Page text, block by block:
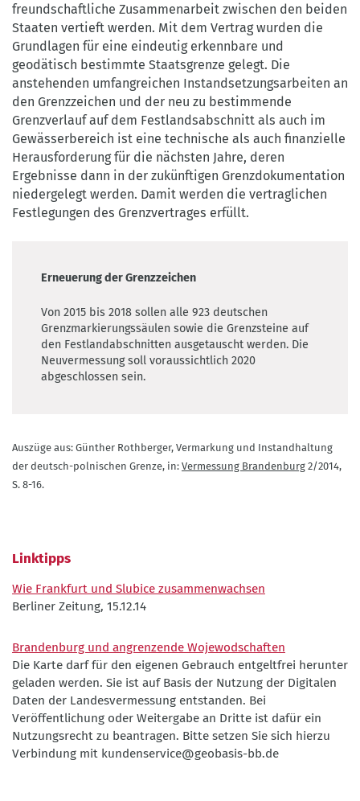
freundschaftliche Zusammenarbeit zwischen den beiden
Staaten vertieft werden. Mit dem Vertrag wurden die
Grundlagen für eine eindeutig erkennbare und
geodätisch bestimmte Staatsgrenze gelegt. Die
anstehenden umfangreichen Instandsetzungsarbeiten an
den Grenzzeichen und der neu zu bestimmende
Grenzverlauf auf dem Festlandsabschnitt als auch im
Gewässerbereich ist eine technische als auch finanzielle
Herausforderung für die nächsten Jahre, deren
Ergebnisse dann in der zukünftigen Grenzdokumentation
niedergelegt werden. Damit werden die vertraglichen
Festlegungen des Grenzvertrages erfüllt.
Erneuerung der Grenzzeichen
Von 2015 bis 2018 sollen alle 923 deutschen
Grenzmarkierungssäulen sowie die Grenzsteine auf
den Festlandabschnitten ausgetauscht werden. Die
Neuvermessung soll voraussichtlich 2020
abgeschlossen sein.
Auszüge aus: Günther Rothberger, Vermarkung und Instandhaltung
der deutsch-polnischen Grenze, in: Vermessung Brandenburg 2/2014,
S. 8-16.
Linktipps
Wie Frankfurt und Slubice zusammenwachsen
Berliner Zeitung, 15.12.14
Brandenburg und angrenzende Wojewodschaften
Die Karte darf für den eigenen Gebrauch entgeltfrei herunter
geladen werden. Sie ist auf Basis der Nutzung der Digitalen
Daten der Landesvermessung entstanden. Bei
Veröffentlichung oder Weitergabe an Dritte ist dafür ein
Nutzungsrecht zu beantragen. Bitte setzen Sie sich hierzu
Verbindung mit kundenservice@geobasis-bb.de